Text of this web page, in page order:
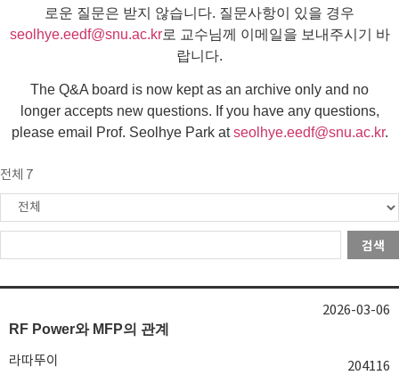
로운 질문은 받지 않습니다. 질문사항이 있을 경우
seolhye.eedf@snu.ac.kr로 교수님께 이메일을 보내주시기 바
랍니다.
The Q&A board is now kept as an archive only and no
longer accepts new questions. If you have any questions,
please email Prof. Seolhye Park atseolhye.eedf@snu.ac.kr.
전체 7
검색
RF Power와 MFP의 관계
라따뚜이 204116
2026-03-06